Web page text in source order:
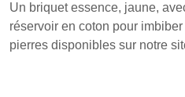
Un briquet essence, jaune,
réservoir en coton pour
pierres disponibles sur notre